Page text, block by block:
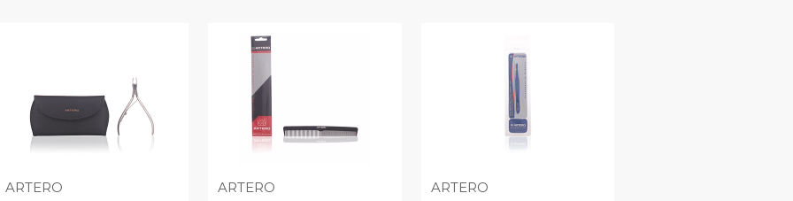
ARTERO ARTERO ARTERO